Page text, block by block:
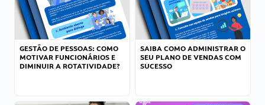
GESTÃO DE PESSOAS: COMO
MOTIVAR FUNCIONÁRIOS E
DIMINUIR A ROTATIVIDADE?
SAIBA COMO ADMINISTRAR O
SEU PLANO DE VENDAS COM
SUCESSO